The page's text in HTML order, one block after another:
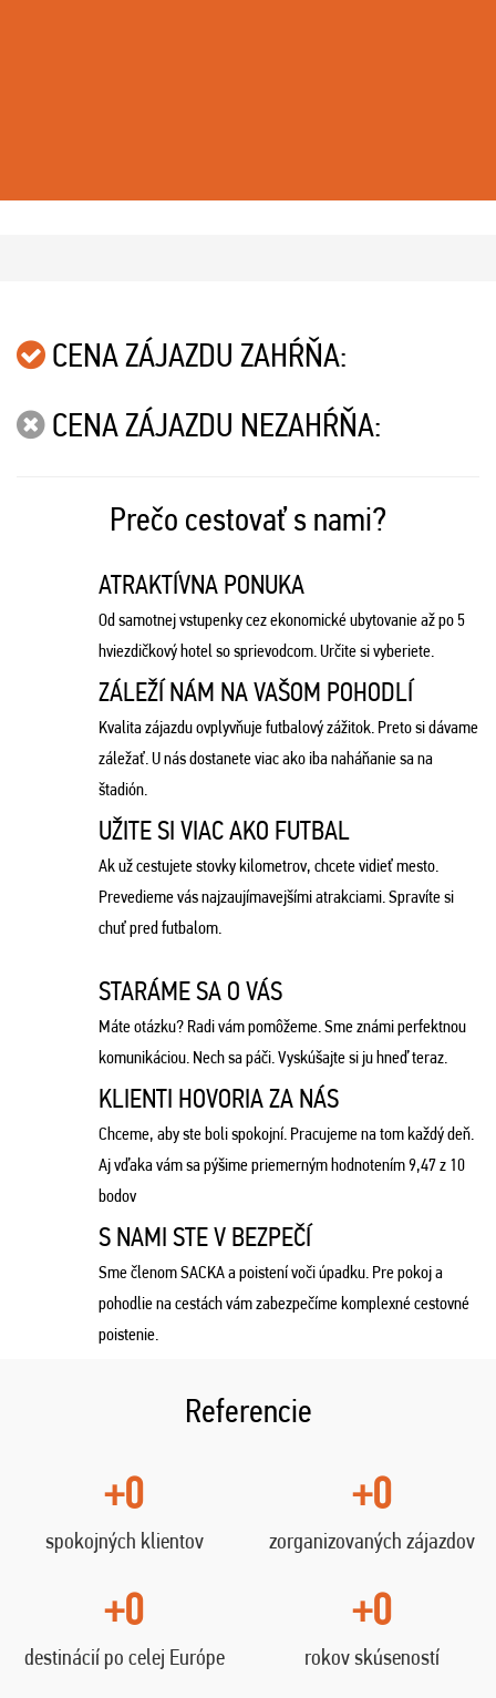
CENA ZÁJAZDU ZAHŔŇA:
CENA ZÁJAZDU NEZAHŔŇA:
Prečo cestovať s nami?
ATRAKTÍVNA PONUKA
Od samotnej vstupenky cez ekonomické ubytovanie až po 5
hviezdičkový hotel so sprievodcom. Určite si vyberiete.
ZÁLEŽÍ NÁM NA VAŠOM POHODLÍ
Kvalita zájazdu ovplyvňuje futbalový zážitok. Preto si dávame
záležať. U nás dostanete viac ako iba naháňanie sa na
štadión.
UŽITE SI VIAC AKO FUTBAL
Ak už cestujete stovky kilometrov, chcete vidieť mesto.
Prevedieme vás najzaujímavejšími atrakciami. Spravíte si
chuť pred futbalom.
STARÁME SA O VÁS
Máte otázku? Radi vám pomôžeme. Sme známi perfektnou
komunikáciou. Nech sa páči. Vyskúšajte si ju hneď teraz.
KLIENTI HOVORIA ZA NÁS
Chceme, aby ste boli spokojní. Pracujeme na tom každý deň.
Aj vďaka vám sa pýšime priemerným hodnotením 9,47 z 10
bodov
S NAMI STE V BEZPEČÍ
Sme členom SACKA a poistení voči úpadku. Pre pokoj a
pohodlie na cestách vám zabezpečíme komplexné cestovné
poistenie.
Referencie
+0
spokojných klientov
+0
zorganizovaných zájazdov
+0
destinácií po celej Európe
+0
rokov skúseností